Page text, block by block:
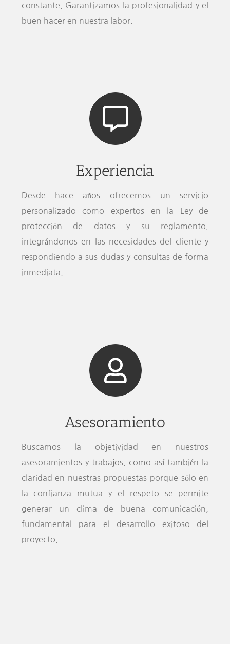
constante. Garantizamos la profesionalidad y el
buen hacer en nuestra labor.
Experiencia
Desde hace años ofrecemos un servicio
personalizado como expertos en la Ley de
protección de datos y su reglamento,
integrándonos en las necesidades del cliente y
respondiendo a sus dudas y consultas de forma
inmediata.
Asesoramiento
Buscamos la objetividad en nuestros
asesoramientos y trabajos, como así también la
claridad en nuestras propuestas porque sólo en
la confianza mutua y el respeto se permite
generar un clima de buena comunicación,
fundamental para el desarrollo exitoso del
proyecto.